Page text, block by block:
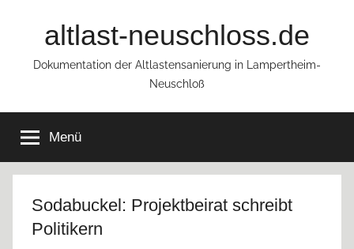
altlast-neuschloss.de
Dokumentation der Altlastensanierung in Lampertheim-
Neuschloß
Menü
Sodabuckel: Projektbeirat schreibt
Politikern